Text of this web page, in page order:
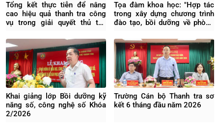
Tổng kết thực tiễn để nâng
cao hiệu quả thanh tra công
vụ trong giải quyết thủ tục
Tọa đàm khoa học: "Hợp tác
trong xây dựng chương trình
đào tạo, bồi dưỡng về phòng
doanh nghiệp"
Khai giảng lớp Bồi dưỡng kỹ
năng số, công nghệ số Khóa
2/2026
Trường Cán bộ Thanh tra sơ
kết 6 tháng đầu năm 2026